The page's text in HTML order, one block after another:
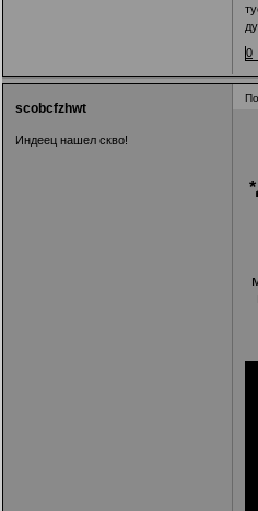
0
scobcfzhwt
Индеец нашел скво!